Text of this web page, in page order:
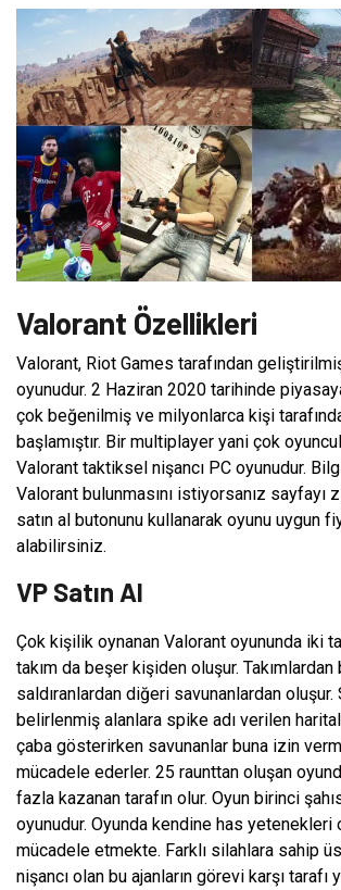
Valorant Özellikleri
Valorant, Riot Games tarafından
oyunudur. 2 Haziran 2020 tarihinde
çok beğenilmiş ve milyonlarca kişi
başlamıştır. Bir multiplayer yani çok
Valorant taktiksel nişancı PC oyunudur.
Valorant bulunmasını istiyorsanız sayfayı
satın al butonunu kullanarak oyunu uygun
alabilirsiniz.
VP Satın Al
Çok kişilik oynanan Valorant oyununda iki
takım da beşer kişiden oluşur.
saldıranlardan diğeri savunanlardan oluşur.
belirlenmiş alanlara spike adı verilen
çaba gösterirken savunanlar buna izin
mücadele ederler. 25 raunttan oluşan
fazla kazanan tarafın olur. Oyun birinci
oyunudur. Oyunda kendine has yetenekleri
mücadele etmekte. Farklı silahlara sahip
nişancı olan bu ajanların görevi karşı tarafı